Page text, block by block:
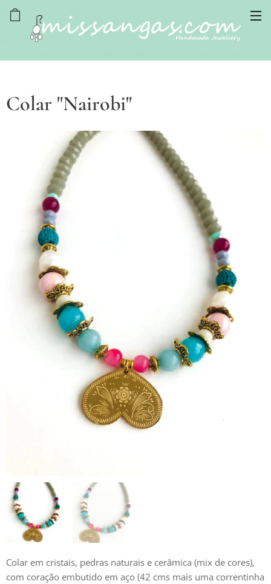
Colar "Nairobi"
Colar em cristais, pedras naturais e cerâmica (mix de cores),
com coração embutido em aço (42 cms mais uma correntinha